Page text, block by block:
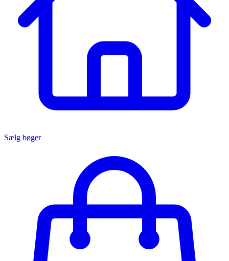
Sælg bøger